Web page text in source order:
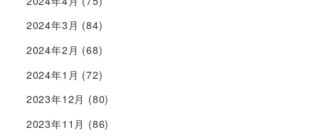
2024年3月 (84)
2024年2月 (68)
2024年1月 (72)
2023年12月 (80)
2023年11月 (86)